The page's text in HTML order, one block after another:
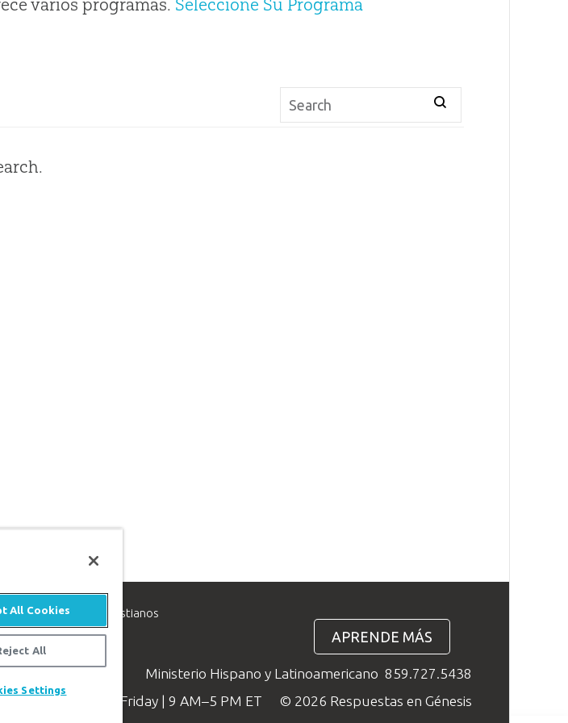
varios programas. Seleccione Su Programa
a ayudar a los cristianos
APRENDE MÁS
Ministerio Hispano y Latinoamericano 859.727.5438
Available Monday–Friday | 9 AM–5 PM ET
© 2026 Respuestas en Génesis
All Cookies
All
Settings